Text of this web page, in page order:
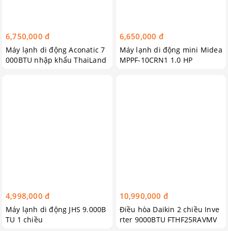
6,750,000 đ
Máy lạnh di động Aconatic 7
000BTU nhập khẩu ThaiLand
6,650,000 đ
Máy lạnh di động mini Midea
MPPF-10CRN1 1.0 HP
4,998,000 đ
Máy lạnh di động JHS 9.000B
TU 1 chiều
10,990,000 đ
Điều hòa Daikin 2 chiều Inve
rter 9000BTU FTHF25RAVMV